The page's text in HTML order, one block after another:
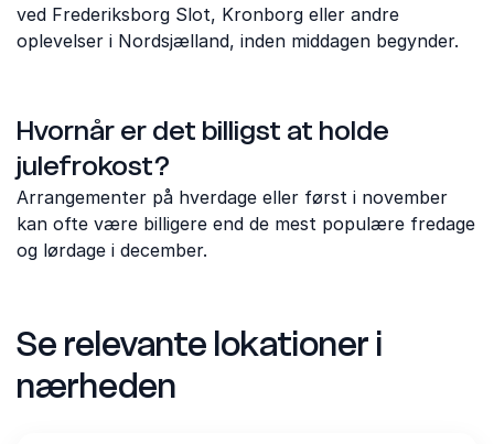
ved Frederiksborg Slot, Kronborg eller andre
oplevelser i Nordsjælland, inden middagen begynder.
Hvornår er det billigst at holde
julefrokost?
Arrangementer på hverdage eller først i november
kan ofte være billigere end de mest populære fredage
og lørdage i december.
Se relevante lokationer i
nærheden